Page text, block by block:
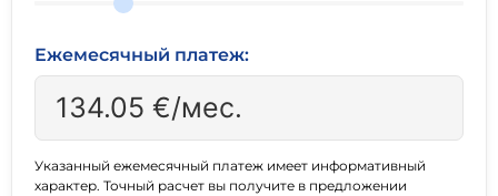
Ежемесячный платеж:
134.05 €/мес.
Указанный ежемесячный платеж имеет информативный
характер. Точный расчет вы получите в предложении